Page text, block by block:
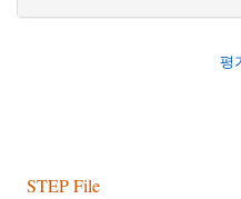
평
STEP File